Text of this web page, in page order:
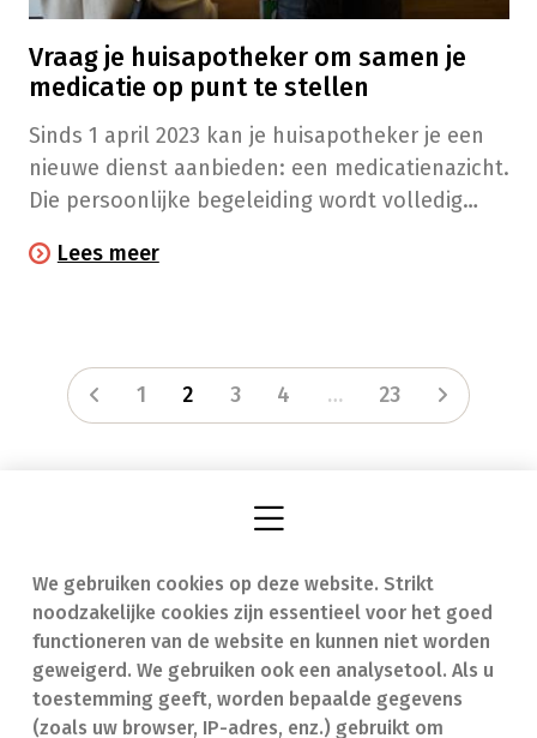
We gebruiken cookies op deze website. Strikt
noodzakelijke cookies zijn essentieel voor het goed
functioneren van de website en kunnen niet worden
geweigerd. We gebruiken ook een analysetool. Als u
toestemming geeft, worden bepaalde gegevens
(zoals uw browser, IP-adres, enz.) gebruikt om
Vraag je huisapotheker om samen je
medicatie op punt te stellen
Sinds 1 april 2023 kan je huisapotheker je een
nieuwe dienst aanbieden: een medicatienazicht.
Die persoonlijke begeleiding wordt volledig
Lees meer
1 2 3 4 … 23
Vind een apotheek
Onze expertise
Ziekten
In geval van nood
Contact
Veelgestelde vragen